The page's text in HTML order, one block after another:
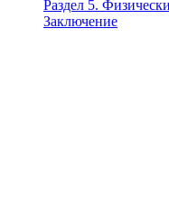
Раздел 5.
Заключение